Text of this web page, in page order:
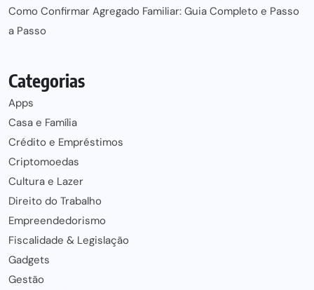
Como Confirmar Agregado Familiar: Guia Completo e Passo
a Passo
Categorias
Apps
Casa e Família
Crédito e Empréstimos
Criptomoedas
Cultura e Lazer
Direito do Trabalho
Empreendedorismo
Fiscalidade & Legislação
Gadgets
Gestão